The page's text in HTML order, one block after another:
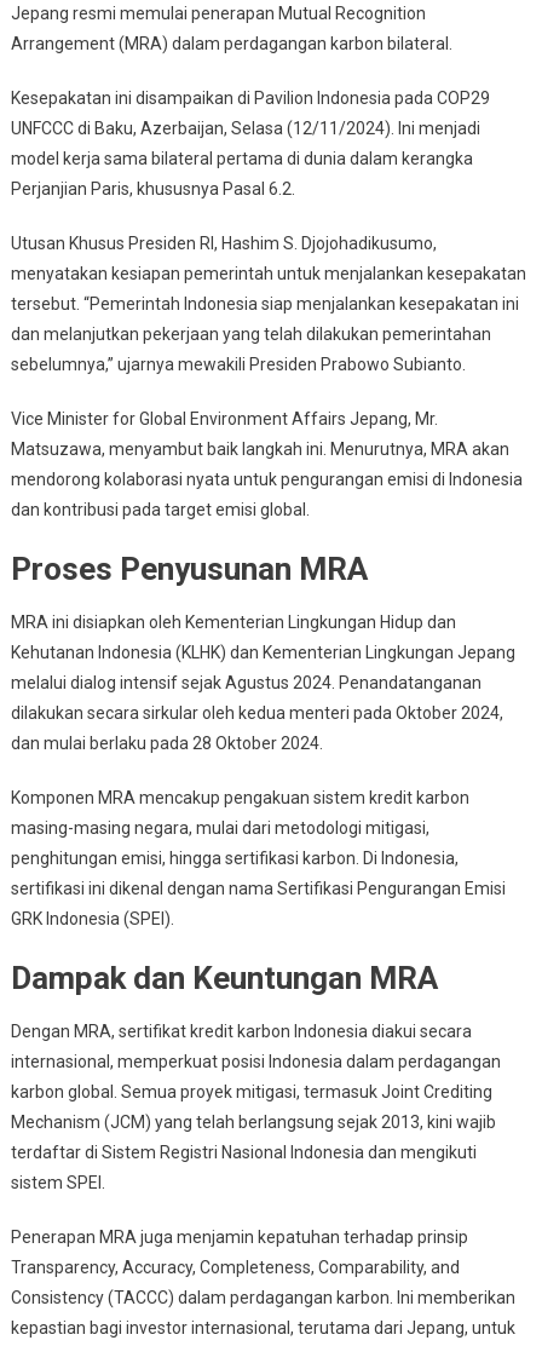
Karbon
Bilateral,
Jepang
Wujudkan
Prinsip
Perjanjian
Jepang resmi memulai penerapan Mutual Recognition
Arrangement (MRA) dalam perdagangan karbon bilateral.
Kesepakatan ini disampaikan di Pavilion Indonesia pada COP29
UNFCCC di Baku, Azerbaijan, Selasa (12/11/2024). Ini menjadi
model kerja sama bilateral pertama di dunia dalam kerangka
Perjanjian Paris, khususnya Pasal 6.2.
Utusan Khusus Presiden RI, Hashim S. Djojohadikusumo,
menyatakan kesiapan pemerintah untuk menjalankan kesepakatan
tersebut. “Pemerintah Indonesia siap menjalankan kesepakatan ini
dan melanjutkan pekerjaan yang telah dilakukan pemerintahan
sebelumnya,” ujarnya mewakili Presiden Prabowo Subianto.
Vice Minister for Global Environment Affairs Jepang, Mr.
Matsuzawa, menyambut baik langkah ini. Menurutnya, MRA akan
mendorong kolaborasi nyata untuk pengurangan emisi di Indonesia
dan kontribusi pada target emisi global.
Proses Penyusunan MRA
MRA ini disiapkan oleh Kementerian Lingkungan Hidup dan
Kehutanan Indonesia (KLHK) dan Kementerian Lingkungan Jepang
melalui dialog intensif sejak Agustus 2024. Penandatanganan
dilakukan secara sirkular oleh kedua menteri pada Oktober 2024,
dan mulai berlaku pada 28 Oktober 2024.
Komponen MRA mencakup pengakuan sistem kredit karbon
masing-masing negara, mulai dari metodologi mitigasi,
penghitungan emisi, hingga sertifikasi karbon. Di Indonesia,
sertifikasi ini dikenal dengan nama Sertifikasi Pengurangan Emisi
GRK Indonesia (SPEI).
Dampak dan Keuntungan MRA
Dengan MRA, sertifikat kredit karbon Indonesia diakui secara
internasional, memperkuat posisi Indonesia dalam perdagangan
karbon global. Semua proyek mitigasi, termasuk Joint Crediting
Mechanism (JCM) yang telah berlangsung sejak 2013, kini wajib
terdaftar di Sistem Registri Nasional Indonesia dan mengikuti
sistem SPEI.
Penerapan MRA juga menjamin kepatuhan terhadap prinsip
Transparency, Accuracy, Completeness, Comparability, and
Consistency (TACCC) dalam perdagangan karbon. Ini memberikan
kepastian bagi investor internasional, terutama dari Jepang, untuk